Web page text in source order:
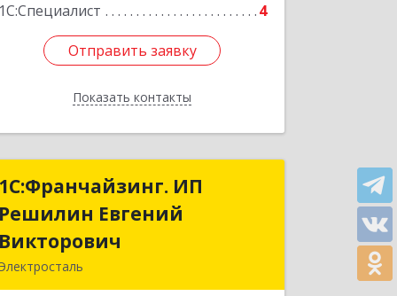
1С:Специалист
4
Отправить заявку
Показать контакты
Отправить заявку
Назад
1С:Франчайзинг. ИП
Решилин Евгений
Викторович
Электросталь
1С:Франчайзинг. ИП
Решилин Евгений